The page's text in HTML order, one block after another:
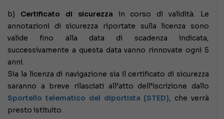
b) Certificato di sicurezza in corso di validità. Le
annotazioni di sicurezza riportate sulla licenza sono
valide fino alla data di scadenza indicata,
successivamente a questa data vanno rinnovate ogni 5
anni.
Sia la licenza di navigazione sia il certificato di sicurezza
saranno a breve rilasciati all’atto dell’iscrizione dallo
Sportello telematico del diportista (STED), che verrà
presto istituito.